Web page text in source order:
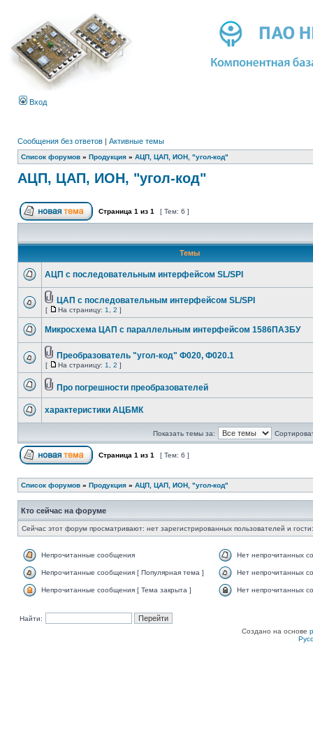
Вход
Сообщения без ответов | Активные темы
Список форумов » Продукция » АЦП, ЦАП, ИОН, "угол-код"
АЦП, ЦАП, ИОН, "угол-код"
Страница 1 из 1 [ Тем: 6 ]
Темы
АЦП с последовательным интерфейсом SL/SPI
ЦАП с последовательным интерфейсом SL/SPI
[ На страницу: 1 2 ]
Микросхема ЦАП с параллельным интерфейсом 1586ПА3БУ
Преобразователь "угол-код" Ф020, Ф020.1
[ На страницу: 1 2 ]
Про погрешности преобразователей
характеристики АЦБМК
Показать темы за:
Страница 1 из 1 [ Тем: 6 ]
Список форумов » Продукция » АЦП, ЦАП, ИОН, "угол-код"
Кто сейчас на форуме
Сейчас этот форум просматривают: нет зарегистрированных пользователей и
Непрочитанные сообщения Нет непрочитанных
Непрочитанные сообщения [ Популярная тема ] Нет непрочитанных
Непрочитанные сообщения [ Тема закрыта ] Нет непрочитанных
Найти:
Создано на основе